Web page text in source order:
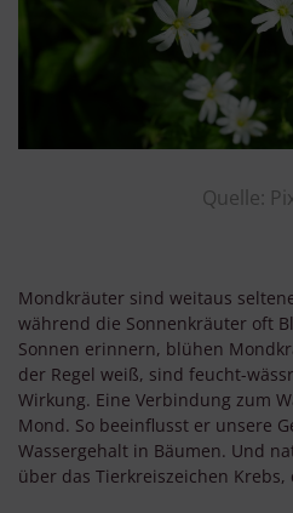
Quelle:
Mondkräuter sind weitaus
während die Sonnenkräuter oft
Sonnen erinnern, blühen
der Regel weiß, sind feucht-
Wirkung. Eine Verbindung zum
Mond. So beeinflusst er unsere
Wassergehalt in Bäumen. Und
über das Tierkreiszeichen Krebs,